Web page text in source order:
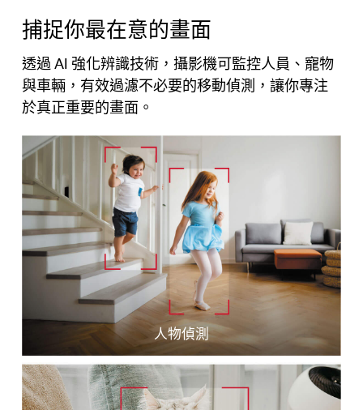
嬰兒哭聲
捕捉你最在意的畫面
透過 AI 強化辨識技術，攝影機可監控人員、寵物
與車輛，有效過濾不必要的移動偵測，讓你專注
於真正重要的畫面。
人物偵測
嬰兒哭聲
人物偵測